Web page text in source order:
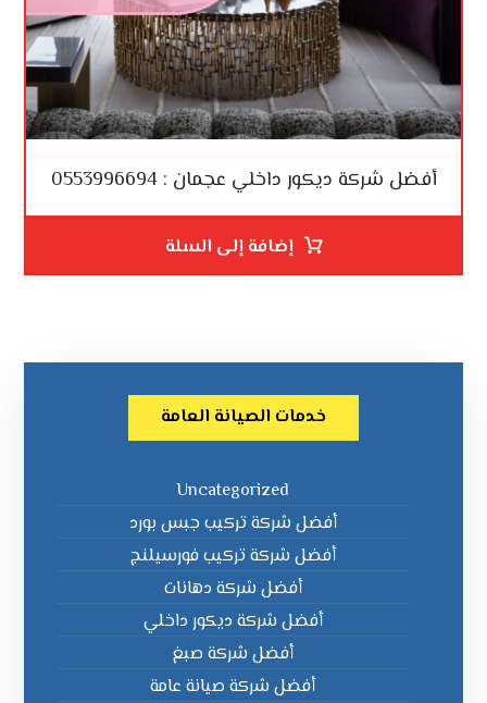
أفضل شركة ديكور داخلي عجمان : 0553996694
إضافة إلى السلة
خدمات الصيانة العامة
Uncategorized
أفضل شركة تركيب جبس بورد
أفضل شركة تركيب فورسيلنج
أفضل شركة دهانات
أفضل شركة ديكور داخلي
أفضل شركة صبغ
أفضل شركة صيانة عامة